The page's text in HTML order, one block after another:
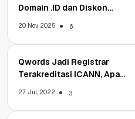
Domain .ID dan Diskon
20 Nov, 2025 6
Qwords Jadi Registrar
Terakreditasi ICANN, Apa
27 Jul, 2022 3